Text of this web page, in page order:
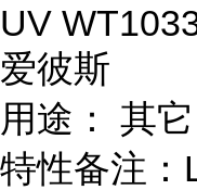
UV
爱彼斯
用途： 其它
特性备注：